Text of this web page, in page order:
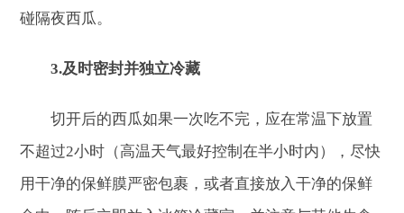
碰隔夜西瓜。
3.及时密封并独立冷藏
切开后的西瓜如果一次吃不完，应在常温下放置
不超过2小时（高温天气最好控制在半小时内），尽快
用干净的保鲜膜严密包裹，或者直接放入干净的保鲜